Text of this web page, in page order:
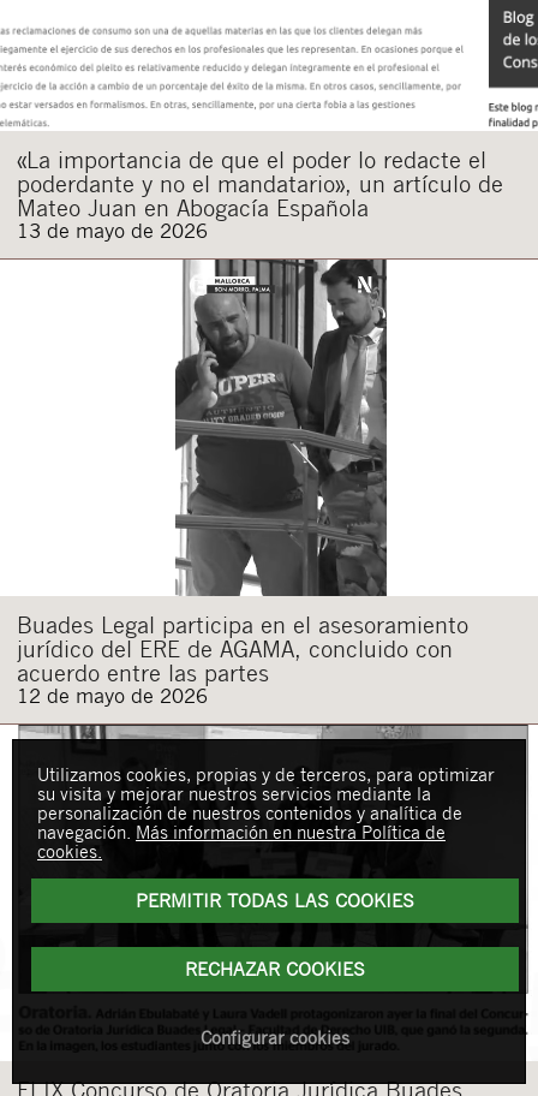
«La importancia de que el poder lo redacte el
poderdante y no el mandatario», un artículo de
Mateo Juan en Abogacía Española
13 de mayo de 2026
Buades Legal participa en el asesoramiento
jurídico del ERE de AGAMA, concluido con
acuerdo entre las partes
12 de mayo de 2026
El IX Concurso de Oratoria Jurídica Buades
Utilizamos cookies, propias y de terceros, para optimizar
su visita y mejorar nuestros servicios mediante la
personalización de nuestros contenidos y analítica de
navegación. Más información en nuestra Política de
cookies.
PERMITIR TODAS LAS COOKIES
RECHAZAR COOKIES
Configurar cookies